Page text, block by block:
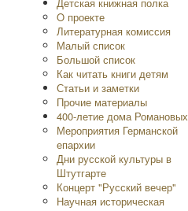
O проекте
Литературная комиссия
Малый список
Большой список
Как читать книги детям
Статьи и заметки
Прочие материалы
400-летие дома Романовых
Мероприятия Германской
епархии
Дни русской культуры в
Штутгарте
Концерт "Русский вечер"
Научная историческая